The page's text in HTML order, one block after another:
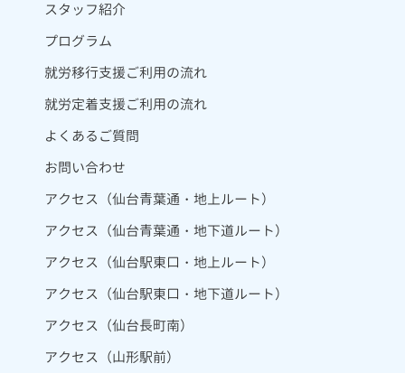
スタッフ紹介
プログラム
就労移行支援ご利用の流れ
就労定着支援ご利用の流れ
よくあるご質問
お問い合わせ
アクセス（仙台青葉通・地上ルート）
アクセス（仙台青葉通・地下道ルート）
アクセス（仙台駅東口・地上ルート）
アクセス（仙台駅東口・地下道ルート）
アクセス（仙台長町南）
アクセス（山形駅前）